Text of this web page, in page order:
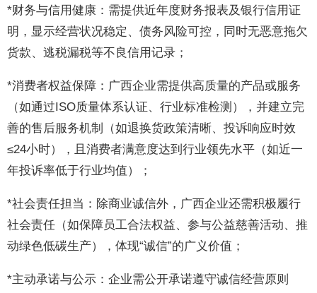
*财务与信用健康：需提供近年度财务报表及银行信用证
明，显示经营状况稳定、债务风险可控，同时无恶意拖欠
货款、逃税漏税等不良信用记录；
*消费者权益保障：广西企业需提供高质量的产品或服务
（如通过ISO质量体系认证、行业标准检测），并建立完
善的售后服务机制（如退换货政策清晰、投诉响应时效
≤24小时），且消费者满意度达到行业领先水平（如近一
年投诉率低于行业均值）；
*社会责任担当：除商业诚信外，广西企业还需积极履行
社会责任（如保障员工合法权益、参与公益慈善活动、推
动绿色低碳生产），体现“诚信”的广义价值；
*主动承诺与公示：企业需公开承诺遵守诚信经营原则